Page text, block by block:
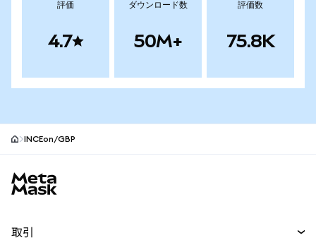
評価
4.7
ダウンロード数
50M+
評価数
75.8K
INCEon/GBP
取引